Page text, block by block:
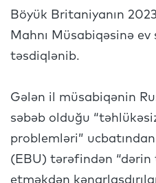
Böyük Britaniyanın
Mahnı Müsabiqəsinə ev
təsdiqlənib.
Gələn il müsabiqənin
səbəb olduğu
problemləri”
(EBU) tərəfindən “dərin
etməkdən